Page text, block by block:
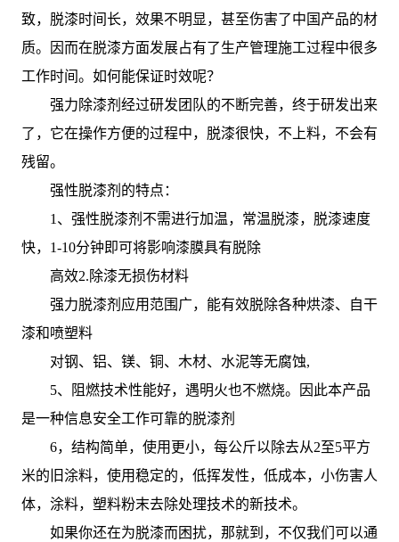
致，脱漆时间长，效果不明显，甚至伤害了中国产品的材
质。因而在脱漆方面发展占有了生产管理施工过程中很多
工作时间。如何能保证时效呢？
强力除漆剂经过研发团队的不断完善，终于研发出来
了，它在操作方便的过程中，脱漆很快，不上料，不会有
残留。
强性脱漆剂的特点：
1、强性脱漆剂不需进行加温，常温脱漆，脱漆速度
快，1-10分钟即可将影响漆膜具有脱除
高效2.除漆无损伤材料
强力脱漆剂应用范围广，能有效脱除各种烘漆、自干
漆和喷塑料
对钢、铝、镁、铜、木材、水泥等无腐蚀,
5、阻燃技术性能好，遇明火也不燃烧。因此本产品
是一种信息安全工作可靠的脱漆剂
6，结构简单，使用更小，每公斤以除去从2至5平方
米的旧涂料，使用稳定的，低挥发性，低成本，小伤害人
体，涂料，塑料粉末去除处理技术的新技术。
如果你还在为脱漆而困扰，那就到，不仅我们可以通